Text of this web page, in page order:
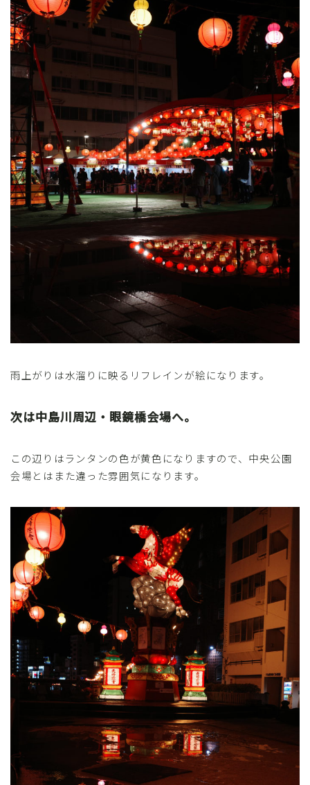
雨上がりは水溜りに映るリフレインが絵になります。
次は中島川周辺・眼鏡橋会場へ。
この辺りはランタンの色が黄色になりますので、中央公園
会場とはまた違った雰囲気になります。